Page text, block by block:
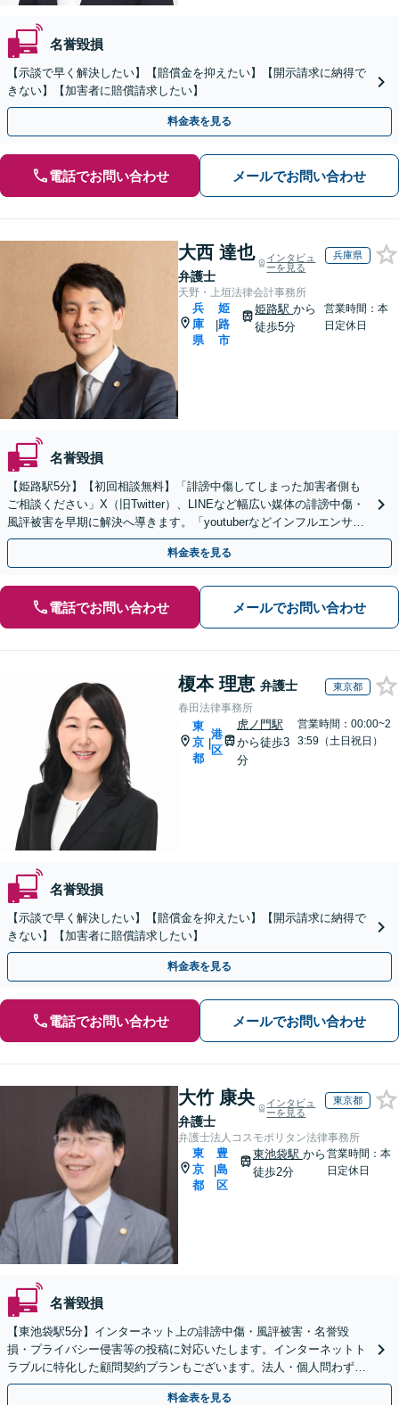
名誉毀損
【示談で早く解決したい】【賠償金を抑えたい】【開示請求に納得で
きない】【加害者に賠償請求したい】
料金表を見る
電話でお問い合わせ メールでお問い合わせ
大西 達也
弁護士
インタビュ
ーを見る
兵庫県
天野・上垣法律会計事務所
兵
庫
県
|
姫
路
市
姫路駅から
徒歩5分
営業時間：本
日定休日
名誉毀損
【姫路駅5分】【初回相談無料】「誹謗中傷してしまった加害者側も
ご相談ください」X（旧Twitter）、LINEなど幅広い媒体の誹謗中傷・
風評被害を早期に解決へ導きます。「youtuberなどインフルエンサー
の相談に対応」【休日・夜間相談可】
料金表を見る
電話でお問い合わせ メールでお問い合わせ
榎本 理恵 弁護士 東京都
春田法律事務所
東
京
都
|
港
区
虎ノ門駅
から徒歩3
分
営業時間：00:00~2
3:59（土日祝日）
名誉毀損
【示談で早く解決したい】【賠償金を抑えたい】【開示請求に納得で
きない】【加害者に賠償請求したい】
料金表を見る
電話でお問い合わせ メールでお問い合わせ
大竹 康央
弁護士
インタビュ
ーを見る
東京都
弁護士法人コスモポリタン法律事務所
東
京
都
|
豊
島
区
東池袋駅 から
徒歩2分
営業時間：本
日定休日
名誉毀損
【東池袋駅5分】インターネット上の誹謗中傷・風評被害・名誉毀
損・プライバシー侵害等の投稿に対応いたします。インターネットト
ラブルに特化した顧問契約プランもございます。法人・個人問わずお
気軽にご相談下さい。【オンライン相談可】【全国対応】
料金表を見る